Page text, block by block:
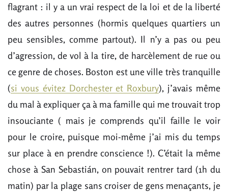
flagrant : il y a un vrai respect de la loi et de la liberté
des autres personnes (hormis quelques quartiers un
peu sensibles, comme partout). Il n’y a pas ou peu
d’agression, de vol à la tire, de harcèlement de rue ou
ce genre de choses. Boston est une ville très tranquille
(si vous évitez Dorchester et Roxbury), j’avais même
du mal à expliquer ça à ma famille qui me trouvait trop
insouciante ( mais je comprends qu’il faille le voir
pour le croire, puisque moi-même j’ai mis du temps
sur place à en prendre conscience !). C’était la même
chose à San Sebastián, on pouvait rentrer tard (1h du
matin) par la plage sans croiser de gens menaçants, je